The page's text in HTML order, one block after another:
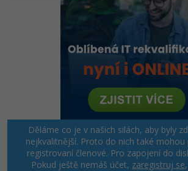
Sítě
Kybernetická bezpečnost
Elektronický podpis
Fórum
Děláme co je v našich silách, aby byly
nejkvalitnější. Proto do nich také mohou
registrovaní členové. Pro zapojení do
Pokud ještě nemáš účet, zaregistruj se